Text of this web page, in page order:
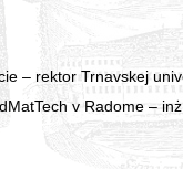
– rektor Trnavskej
v Radome –